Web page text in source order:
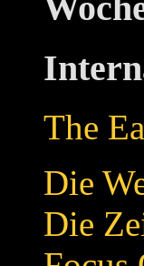
The
Die
Die